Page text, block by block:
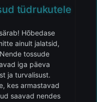
tüdrukutele
Hõbedase
ainult jalatsid,
tossude
iga päeva
ja turvalisust.
kes armastavad
saavad nendes